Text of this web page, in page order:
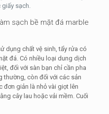
giấy sạch.
sạch bề mặt đá marble
dụng chất vệ sinh, tẩy rửa có
đá. Có nhiều loại dung dịch
đối với sàn bạn chỉ cần pha
thường, còn đối với các sản
đơn giản là nhỏ vài giọt lên
cây lau hoặc vải mềm. Cuối